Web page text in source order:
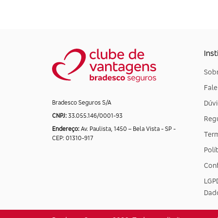
Bradesco Seguros S/A
CNPJ: 33.055.146/0001-93
Endereço: Av. Paulista, 1450 – Bela Vista - SP -
CEP: 01310-917